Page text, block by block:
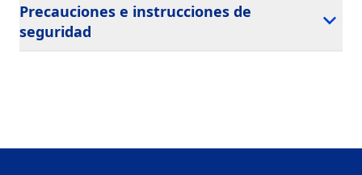
Precauciones e instrucciones de
seguridad